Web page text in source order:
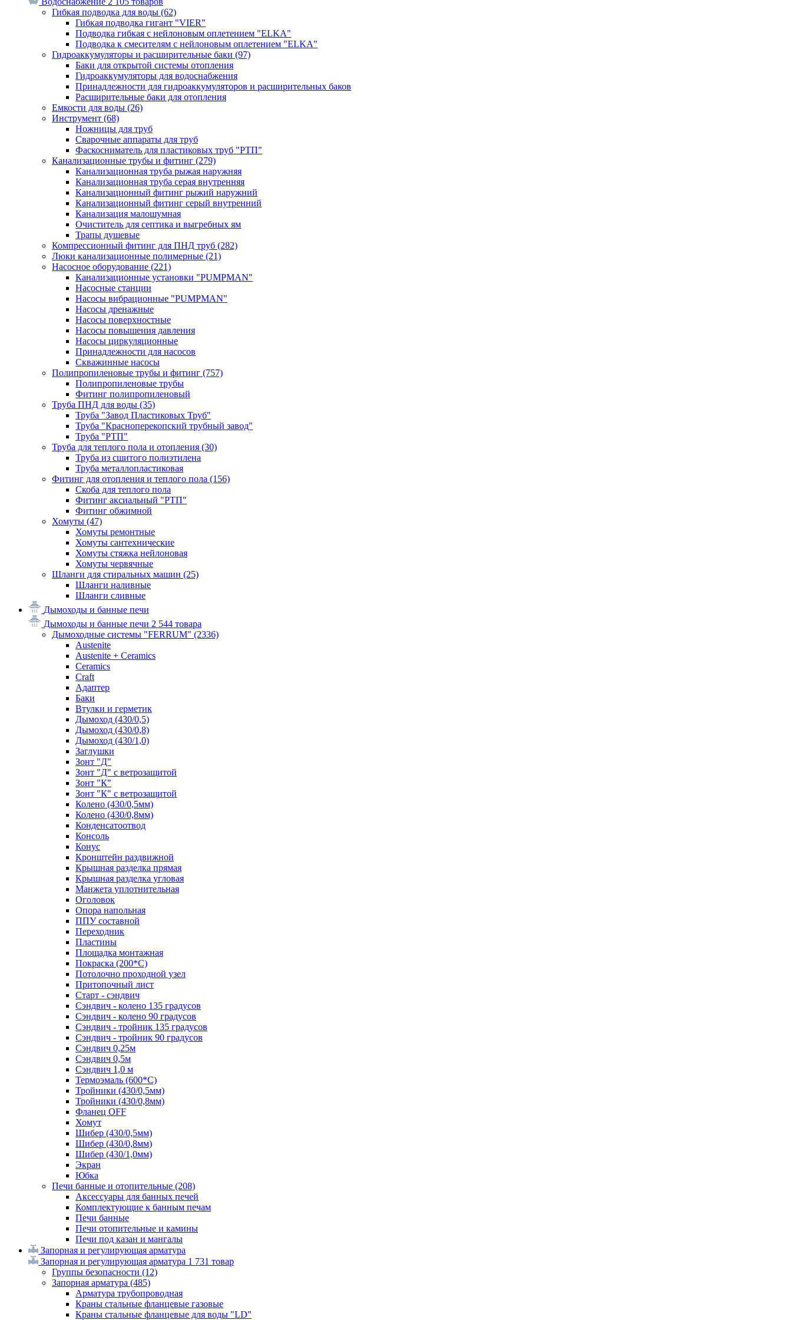
Гибкая подводка для воды (62)
Гибкая подводка гигант "VIER"
Подводка гибкая с нейлоновым оплетением "ELKA"
Подводка к смесителям с нейлоновым оплетением "ELKA"
Гидроаккумуляторы и расширительные баки (97)
Баки для открытой системы отопления
Гидроаккумуляторы для водоснабжения
Принадлежности для гидроаккумуляторов и расширительных баков
Расширительные баки для отопления
Емкости для воды (26)
Инструмент (68)
Ножницы для труб
Сварочные аппараты для труб
Фаскосниматель для пластиковых труб "РТП"
Канализационные трубы и фитинг (279)
Канализационная труба рыжая наружняя
Канализационная труба серая внутренняя
Канализационный фитинг рыжий наружний
Канализационный фитинг серый внутренний
Канализация малошумная
Очиститель для септика и выгребных ям
Трапы душевые
Компрессионный фитинг для ПНД труб (282)
Люки канализационные полимерные (21)
Насосное оборудование (221)
Канализационные установки "PUMPMAN"
Насосные станции
Насосы вибрационные "PUMPMAN"
Насосы дренажные
Насосы поверхностные
Насосы повышения давления
Насосы циркуляционные
Принадлежности для насосов
Скважинные насосы
Полипропиленовые трубы и фитинг (757)
Полипропиленовые трубы
Фитинг полипропиленовый
Труба ПНД для воды (35)
Труба "Завод Пластиковых Труб"
Труба "Красноперекопский трубный завод"
Труба "РТП"
Труба для теплого пола и отопления (30)
Труба из сшитого полиэтилена
Труба металлопластиковая
Фитинг для отопления и теплого пола (156)
Скоба для теплого пола
Фитинг аксиальный "РТП"
Фитинг обжимной
Хомуты (47)
Хомуты ремонтные
Хомуты сантехнические
Хомуты стяжка нейлоновая
Хомуты червячные
Шланги для стиральных машин (25)
Шланги наливные
Шланги сливные
Дымоходы и банные печи
Дымоходы и банные печи 2 544 товара
Дымоходные системы "FERRUM" (2336)
Austenite
Austenite + Ceramics
Ceramics
Craft
Адаптер
Баки
Втулки и герметик
Дымоход (430/0,5)
Дымоход (430/0,8)
Дымоход (430/1,0)
Заглушки
Зонт "Д"
Зонт "Д" с ветрозащитой
Зонт "К"
Зонт "К" с ветрозащитой
Колено (430/0,5мм)
Колено (430/0,8мм)
Конденсатоотвод
Консоль
Конус
Кронштейн раздвижной
Крышная разделка прямая
Крышная разделка угловая
Манжета уплотнительная
Оголовок
Опора напольная
ППУ составной
Переходник
Пластины
Площадка монтажная
Покраска (200*С)
Потолочно проходной узел
Притопочный лист
Старт - сэндвич
Сэндвич - колено 135 градусов
Сэндвич - колено 90 градусов
Сэндвич - тройник 135 градусов
Сэндвич - тройник 90 градусов
Сэндвич 0,25м
Сэндвич 0,5м
Сэндвич 1,0 м
Термоэмаль (600*С)
Тройники (430/0,5мм)
Тройники (430/0,8мм)
Фланец OFF
Хомут
Шибер (430/0,5мм)
Шибер (430/0,8мм)
Шибер (430/1,0мм)
Экран
Юбка
Печи банные и отопительные (208)
Аксессуары для банных печей
Комплектующие к банным печам
Печи банные
Печи отопительные и камины
Печи под казан и мангалы
Запорная и регулирующая арматура
Запорная и регулирующая арматура 1 731 товар
Группы безопасности (12)
Запорная арматура (485)
Арматура трубопроводная
Краны стальные фланцевые газовые
Краны стальные фланцевые для воды "LD"